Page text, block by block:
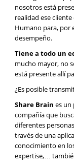
nosotros está
realidad ese
Humano para, por
desempeño.
Tiene a todo un
mucho mayor, no
está presente allí
¿Es posible
Share Brain es un
compañía que
diferentes
través de una
conocimiento en
expertise,…